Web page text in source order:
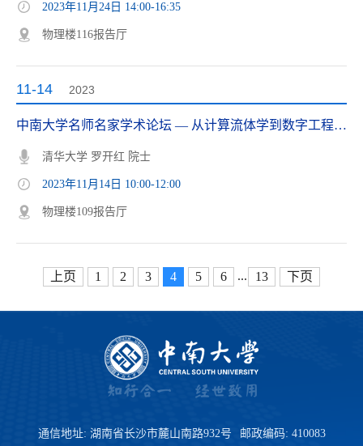
2023年11月24日 14:00-16:35
物理楼116报告厅
11-14 2023
中南大学名师名家学术论坛 — 从计算流体学到数字工程的探索
清华大学 罗开红 院士
2023年11月14日 10:00-12:00
物理楼109报告厅
上页 1 2 3 4 5 6 ... 13 下页
通信地址: 湖南省长沙市麓山南路932号 邮政编码: 410083